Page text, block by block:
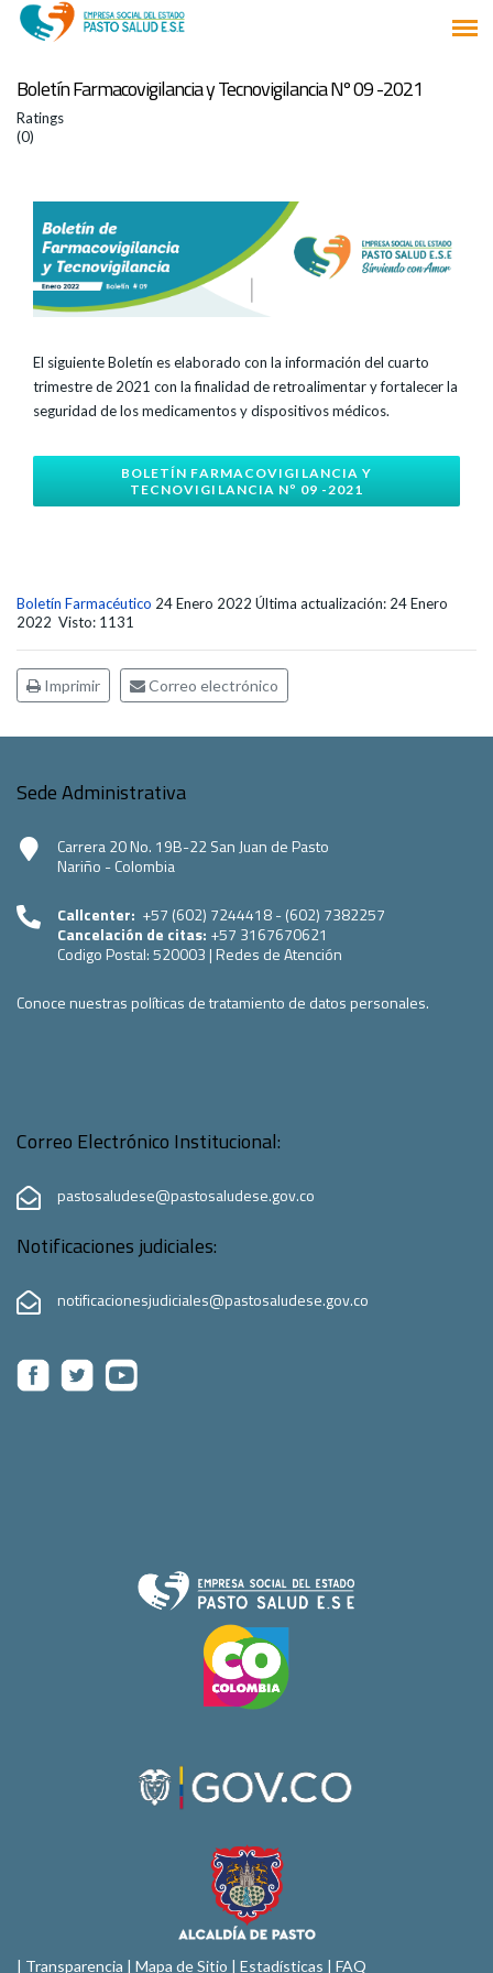
Boletín Farmacovigilancia y Tecnovigilancia Nº 09 -2021
Ratings
(0)
El siguiente Boletín es elaborado con la información del cuarto
trimestre de 2021 con la finalidad de retroalimentar y fortalecer la
seguridad de los medicamentos y dispositivos médicos.
BOLETÍN FARMACOVIGILANCIA Y
TECNOVIGILANCIA Nº 09 -2021
Boletín Farmacéutico 24 Enero 2022 Última actualización: 24 Enero
2022 Visto: 1131
Imprimir Correo electrónico
Sede Administrativa
Carrera 20 No. 19B-22 San Juan de Pasto
Nariño - Colombia
Callcenter: +57 (602) 7244418 - (602) 7382257
Cancelación de citas: +57 3167670621
Codigo Postal:520003 | Redes de Atención
Conoce nuestras políticas de tratamiento de datos personales.
Correo Electrónico Institucional:
pastosaludese@pastosaludese.gov.co
Notificaciones judiciales:
notificacionesjudiciales@pastosaludese.gov.co
Transparencia Mapa de Sitio | Estadísticas | FAQ